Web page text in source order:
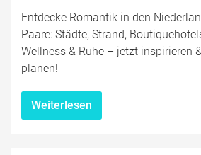
Entdecke Romantik in den
Paare: Städte, Strand,
Wellness & Ruhe – jetzt inspirieren
planen!
Weiterlesen